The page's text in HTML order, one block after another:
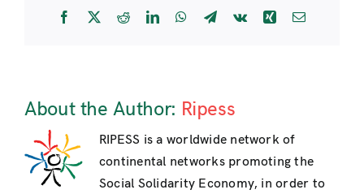
Facebook
X RedditLinkedInWhatsApp
Telegram
Vk Xing Email
About the Author: Ripess
RIPESS is a worldwide network of
continental networks promoting the
Social Solidarity Economy, in order to